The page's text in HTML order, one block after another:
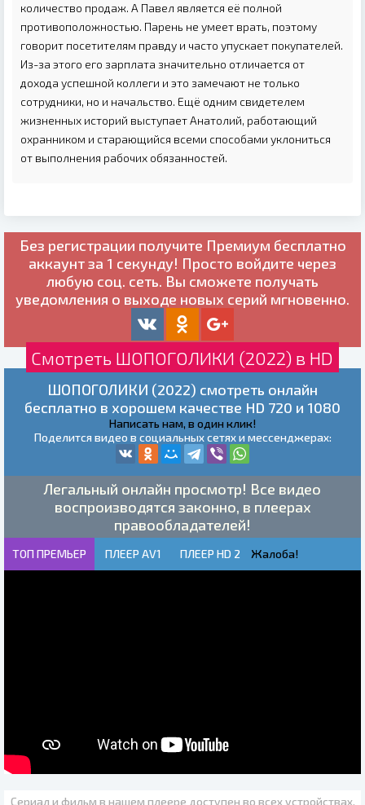
количество продаж. А Павел является её полной
противоположностью. Парень не умеет врать, поэтому
говорит посетителям правду и часто упускает покупателей.
Из-за этого его зарплата значительно отличается от
дохода успешной коллеги и это замечают не только
сотрудники, но и начальство. Ещё одним свидетелем
жизненных историй выступает Анатолий, работающий
охранником и старающийся всеми способами уклониться
от выполнения рабочих обязанностей.
Без регистрации получите Премиум бесплатно
аккаунт за 1 секунду! Просто войдите через
любую соц. сеть. Вы сможете получать
уведомления о выходе новых серий мгновенно.
Смотреть ШОПОГОЛИКИ (2022) в HD
ШОПОГОЛИКИ (2022) смотреть онлайн
бесплатно в хорошем качестве HD 720 и 1080
Написать нам, в один клик!
Поделится видео в социальных сетях и мессенджерах:
Легальный онлайн просмотр! Все видео
воспроизводятся законно, в плеерах
правообладателей!
ТОП ПРЕМЬЕР ПЛЕЕР AV1 ПЛЕЕР HD 2 Жалоба!
Сериал и фильм в нашем плеере доступен во всех устройствах.